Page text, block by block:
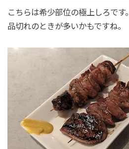
こちらは希少部位の極上しろです。
品切れのときが多いかもですね。